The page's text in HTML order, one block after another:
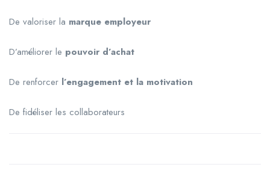
De valoriser la marque employeur
D’améliorer le pouvoir d’achat
De renforcer l’engagement et la motivation
De fidéliser les collaborateurs